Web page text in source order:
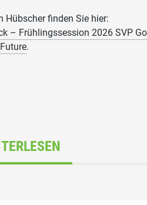
Hübscher finden Sie hier:
– Frühlingssession 2026 SVP
.